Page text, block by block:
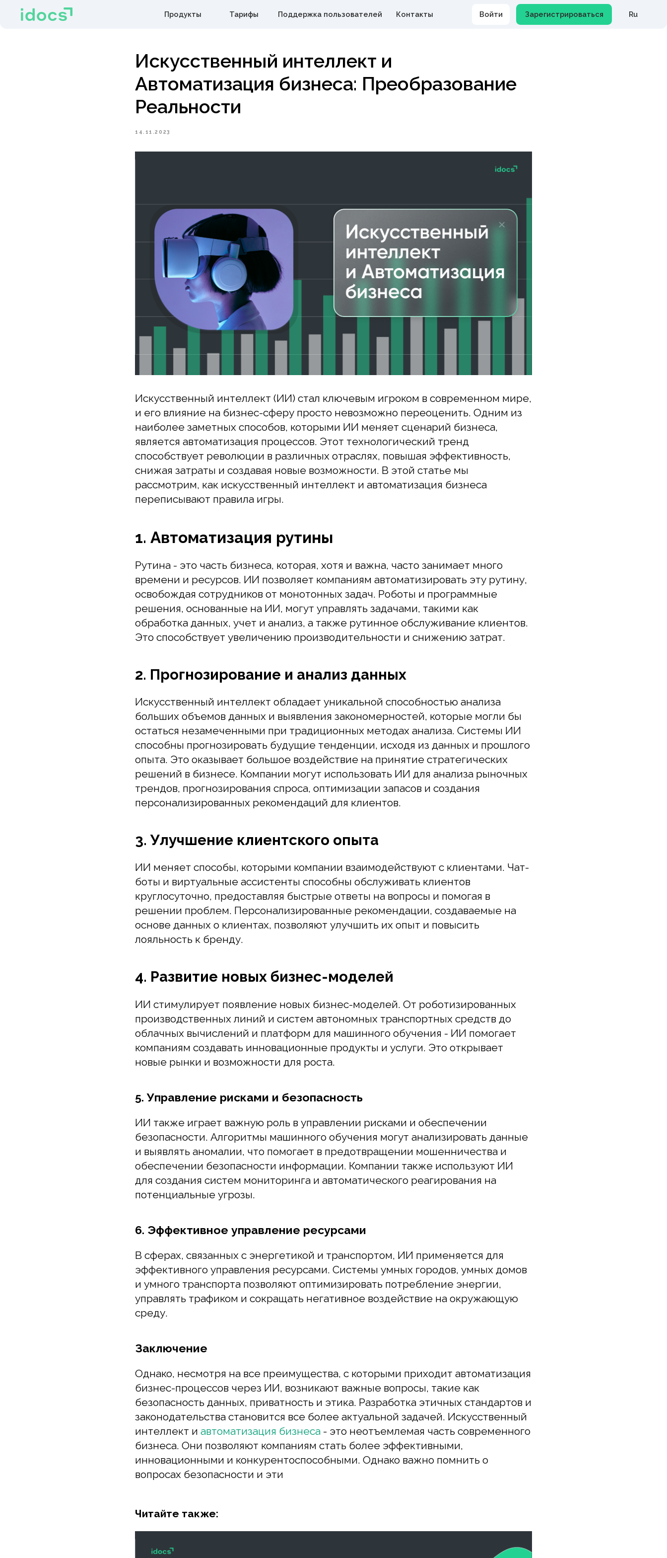
Поддержка
Решения
Искусственный интеллект и
Автоматизация бизнеса: Преобразование
Реальности
Искусственный интеллект (ИИ) стал ключевым игроком в современном мире,
и его влияние на бизнес-сферу просто невозможно переоценить. Одним из
наиболее заметных способов, которыми ИИ меняет сценарий бизнеса,
является автоматизация процессов. Этот технологический тренд
способствует революции в различных отраслях, повышая эффективность,
снижая затраты и создавая новые возможности. В этой статье мы
рассмотрим, как искусственный интеллект и автоматизация бизнеса
переписывают правила игры.
1. Автоматизация рутины
Рутина - это часть бизнеса, которая, хотя и важна, часто занимает много
времени и ресурсов. ИИ позволяет компаниям автоматизировать эту рутину,
освобождая сотрудников от монотонных задач. Роботы и программные
решения, основанные на ИИ, могут управлять задачами, такими как
обработка данных, учет и анализ, а также рутинное обслуживание клиентов.
Это способствует увеличению производительности и снижению затрат.
2. Прогнозирование и анализ данных
Искусственный интеллект обладает уникальной способностью анализа
больших объемов данных и выявления закономерностей, которые могли бы
способны прогнозировать будущие тенденции, исходя из данных и прошлого
опыта. Это оказывает большое воздействие на принятие стратегических
решений в бизнесе. Компании могут использовать ИИ для анализа рыночных
трендов, прогнозирования спроса, оптимизации запасов и создания
персонализированных рекомендаций для клиентов.
3. Улучшение клиентского опыта
боты и виртуальные ассистенты способны обслуживать клиентов
круглосуточно, предоставляя быстрые ответы на вопросы и помогая в
решении проблем. Персонализированные рекомендации, создаваемые на
основе данных о клиентах, позволяют улучшить их опыт и повысить
лояльность к бренду.
4. Развитие новых бизнес-моделей
производственных линий и систем автономных транспортных средств до
облачных вычислений и платформ для машинного обучения - ИИ помогает
новые рынки и возможности для роста.
5. Управление рисками и безопасность
ИИ также играет важную роль в управлении рисками и обеспечении
и выявлять аномалии, что помогает в предотвращении мошенничества и
обеспечении безопасности информации. Компании также используют ИИ
для создания систем мониторинга и автоматического реагирования на
потенциальные угрозы.
6. Эффективное управление ресурсами
В сферах, связанных с энергетикой и транспортом, ИИ применяется для
управлять трафиком и сокращать негативное воздействие на окружающую
Заключение
Однако, несмотря на все преимущества, с которыми приходит автоматизация
бизнес-процессов через ИИ, возникают важные вопросы, такие как
законодательства становится все более актуальной задачей. Искусственный
бизнеса. Они позволяют компаниям стать более эффективными,
инновационными и конкурентоспособными. Однако важно помнить о
вопросах безопасности и эти
Читайте также: